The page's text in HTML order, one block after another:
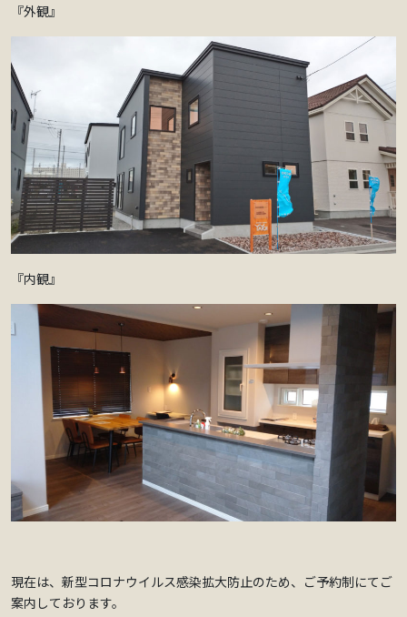
『外観』
『内観』
現在は、新型コロナウイルス感染拡大防止のため、ご予約制にてご
案内しております。